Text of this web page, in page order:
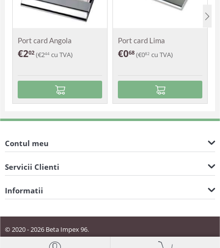
Port card Angola
€202 (€244 cu TVA)
Port card Lima
€068 (€082 cu TVA)
Contul meu
Servicii Clienti
Informatii
© 2020 - 2026 Beta Impex 96.